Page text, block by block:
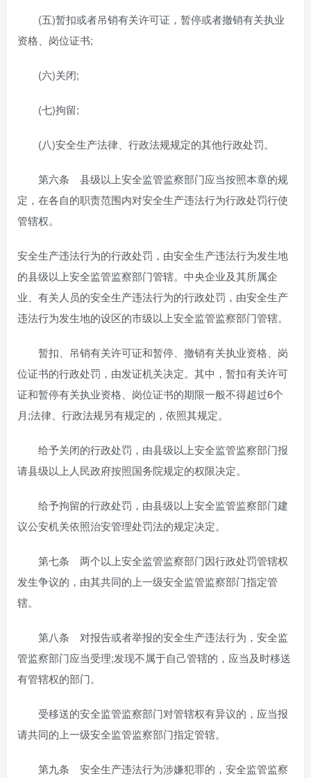
(五)暂扣或者吊销有关许可证，暂停或者撤销有关执业
资格、岗位证书;
(六)关闭;
(七)拘留;
(八)安全生产法律、行政法规规定的其他行政处罚。
第六条 县级以上安全监管监察部门应当按照本章的规
定，在各自的职责范围内对安全生产违法行为行政处罚行使
管辖权。
安全生产违法行为的行政处罚，由安全生产违法行为发生地
的县级以上安全监管监察部门管辖。中央企业及其所属企
业、有关人员的安全生产违法行为的行政处罚，由安全生产
违法行为发生地的设区的市级以上安全监管监察部门管辖。
暂扣、吊销有关许可证和暂停、撤销有关执业资格、岗
位证书的行政处罚，由发证机关决定。其中，暂扣有关许可
证和暂停有关执业资格、岗位证书的期限一般不得超过6个
月;法律、行政法规另有规定的，依照其规定。
给予关闭的行政处罚，由县级以上安全监管监察部门报
请县级以上人民政府按照国务院规定的权限决定。
给予拘留的行政处罚，由县级以上安全监管监察部门建
议公安机关依照治安管理处罚法的规定决定。
第七条 两个以上安全监管监察部门因行政处罚管辖权
发生争议的，由其共同的上一级安全监管监察部门指定管
辖。
第八条 对报告或者举报的安全生产违法行为，安全监
管监察部门应当受理;发现不属于自己管辖的，应当及时移送
有管辖权的部门。
受移送的安全监管监察部门对管辖权有异议的，应当报
请共同的上一级安全监管监察部门指定管辖。
第九条 安全生产违法行为涉嫌犯罪的，安全监管监察